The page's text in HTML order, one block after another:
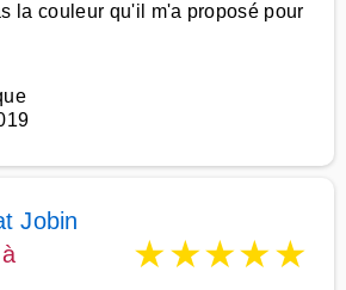
la couleur qu'il m'a proposé pour
Jobin
à
★★★★★